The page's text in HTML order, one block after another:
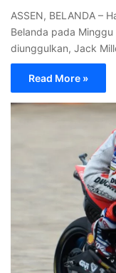
ASSEN, BELANDA –
Belanda pada
diunggulkan, Jack
Read More »